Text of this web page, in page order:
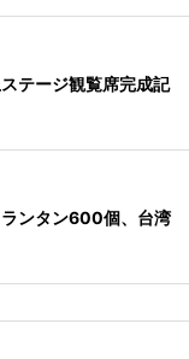
テージ観覧席完成記
ンタン600個、台湾